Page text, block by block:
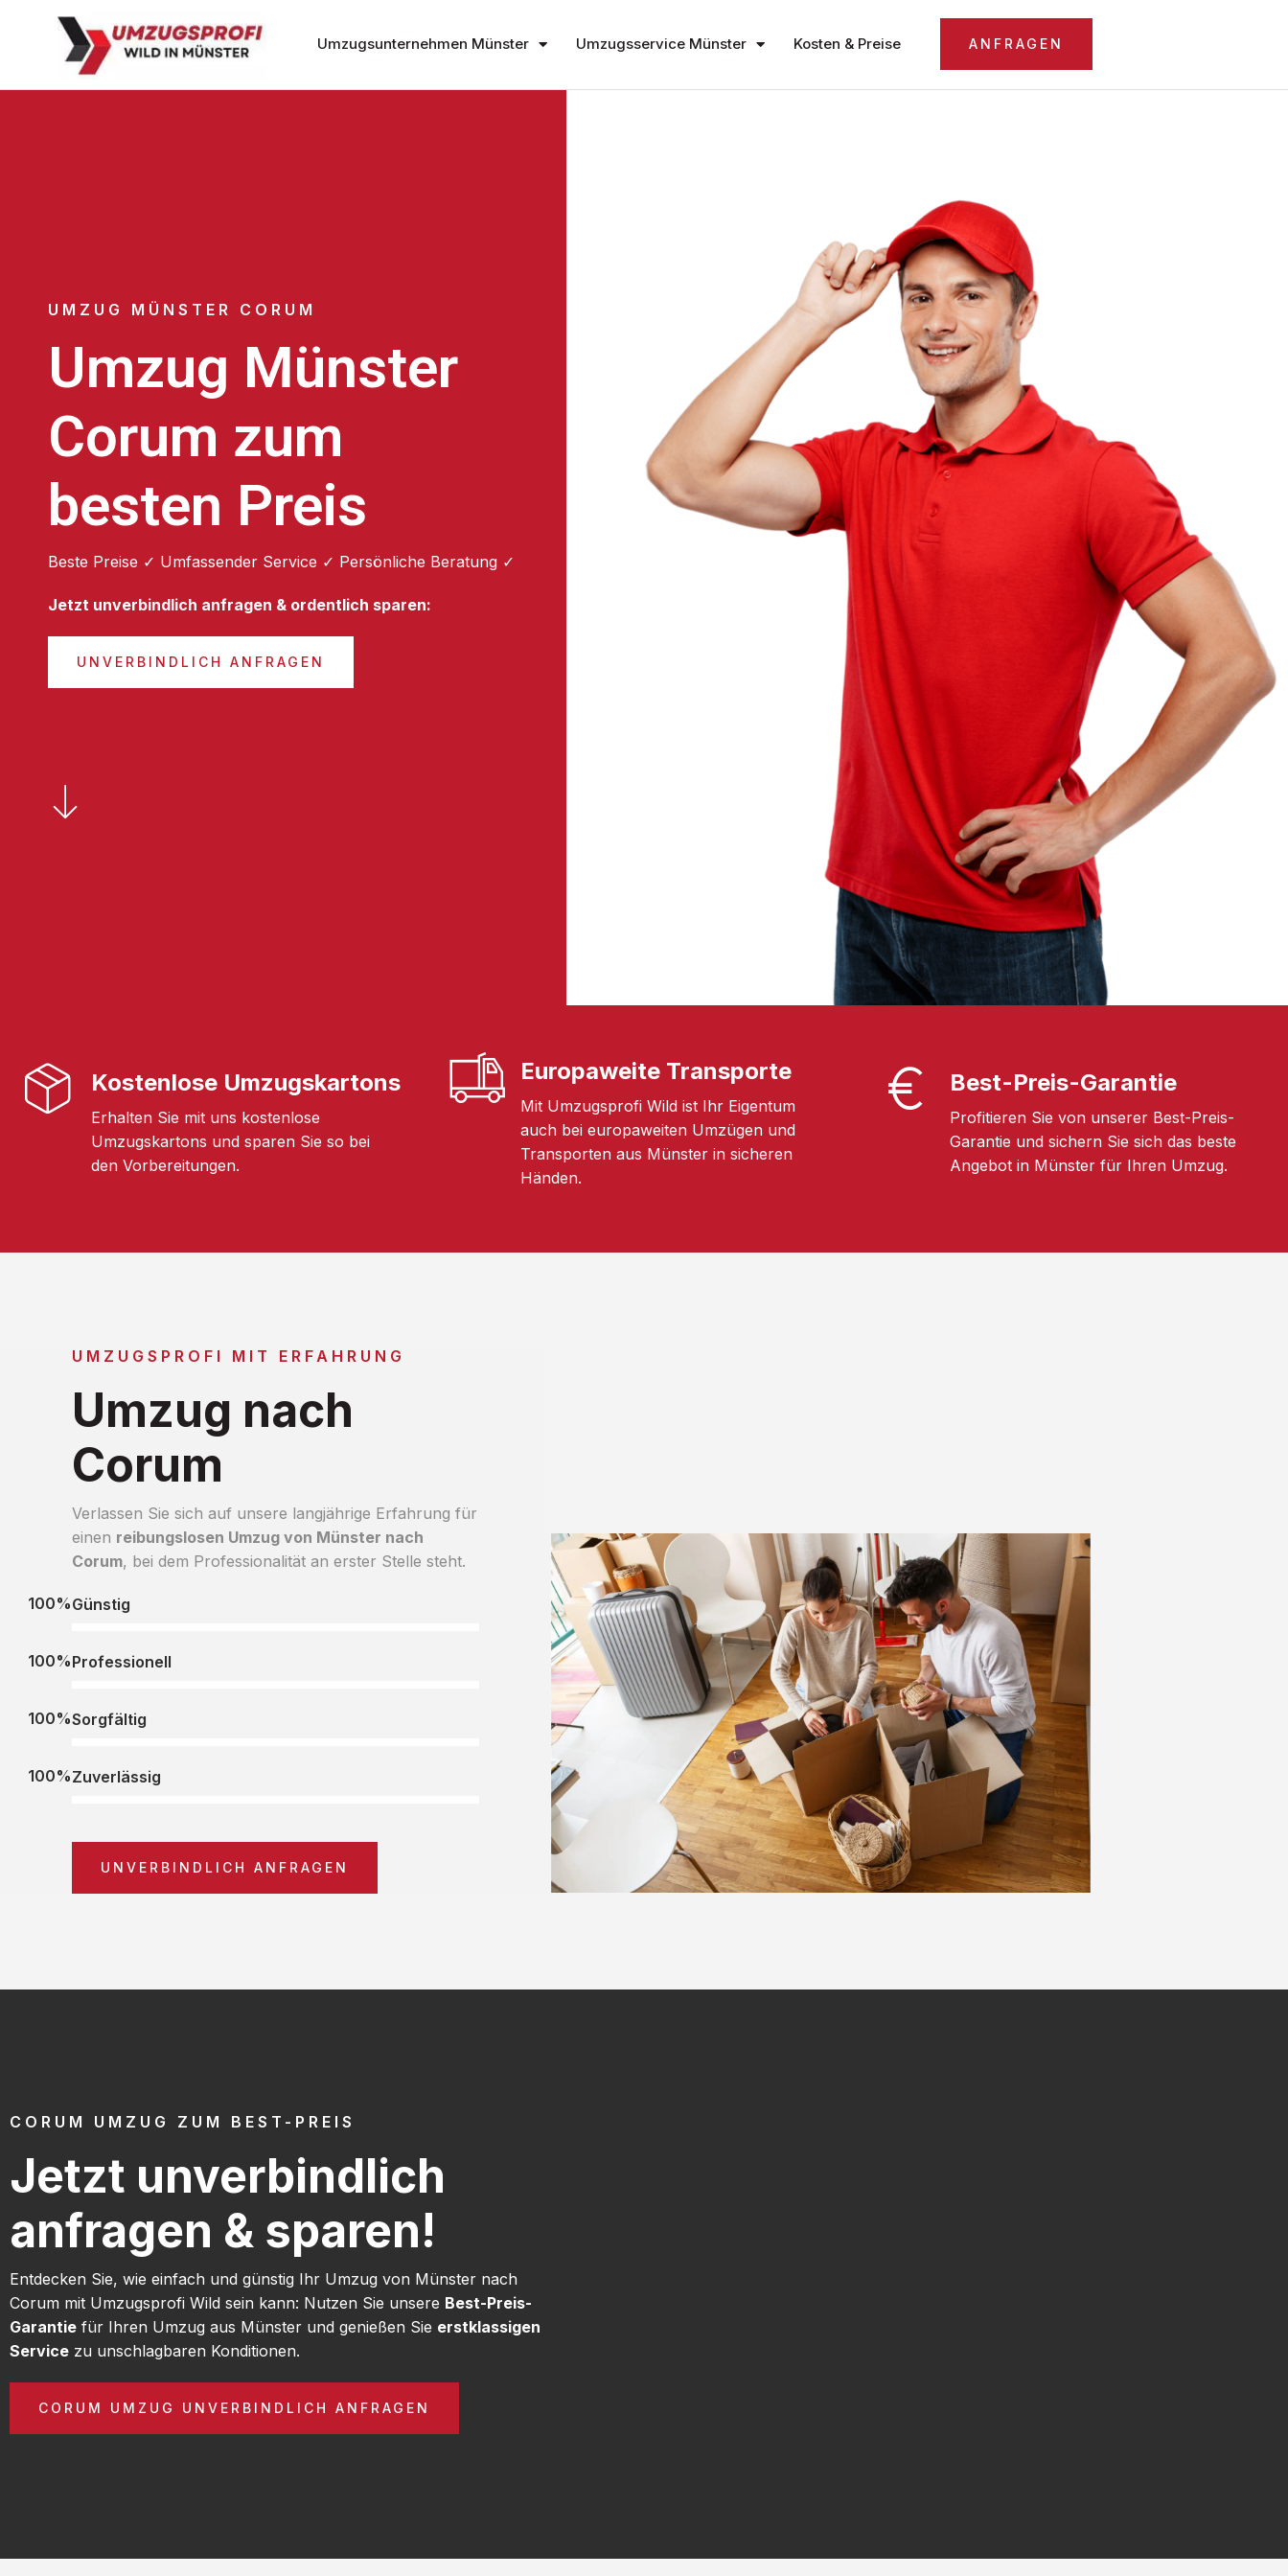
Umzugsunternehmen Münster Umzugsservice Münster Kosten & Preise ANFRAGEN
UMZUG MÜNSTER CORUM
Umzug Münster
Corum zum
besten Preis
Beste Preise ✓ Umfassender Service ✓ Persönliche Beratung ✓
Jetzt unverbindlich anfragen & ordentlich sparen:
UNVERBINDLICH ANFRAGEN
Kostenlose Umzugskartons
Erhalten Sie mit uns kostenlose
Umzugskartons und sparen Sie so bei
den Vorbereitungen.
Europaweite Transporte
Mit Umzugsprofi Wild ist Ihr Eigentum
auch bei europaweiten Umzügen und
Transporten aus Münster in sicheren
Händen.
Best-Preis-Garantie
Profitieren Sie von unserer Best-Preis-
Garantie und sichern Sie sich das beste
Angebot in Münster für Ihren Umzug.
UMZUGSPROFI MIT ERFAHRUNG
Umzug nach
Corum
Verlassen Sie sich auf unsere langjährige Erfahrung für
einen reibungslosen Umzug von Münster nach
Corum, bei dem Professionalität an erster Stelle steht.
Günstig
100%
Professionell
100%
Sorgfältig
100%
Zuverlässig
100%
UNVERBINDLICH ANFRAGEN
CORUM UMZUG ZUM BEST-PREIS
Jetzt unverbindlich
anfragen & sparen!
Entdecken Sie, wie einfach und günstig Ihr Umzug von Münster nach
Corum mit Umzugsprofi Wild sein kann: Nutzen Sie unsere Best-Preis-
Garantie für Ihren Umzug aus Münster und genießen Sie erstklassigen
Service zu unschlagbaren Konditionen.
CORUM UMZUG UNVERBINDLICH ANFRAGEN